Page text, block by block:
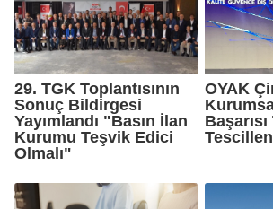
29. TGK Toplantısının
Sonuç Bildirgesi
Yayımlandı "Basın İlan
Kurumu Teşvik Edici
Olmalı"
OYAK